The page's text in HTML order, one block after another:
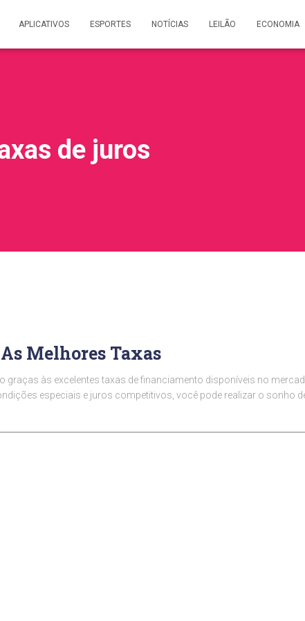
APLICATIVOS ESPORTES NOTÍCIAS LEILÃO ECONOMIA
de juros
Melhores Taxas
às excelentes taxas de financiamento disponíveis no
especiais e juros competitivos, você pode realizar o sonho